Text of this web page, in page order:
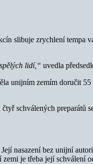
slibuje zrychlení tempa
lidí,“ uvedla
unijním zemím doručit
schválených preparátů
Její nasazení bez unijní
je třeba její schválení